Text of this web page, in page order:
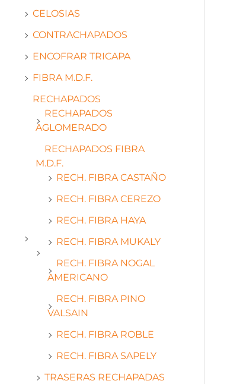
CELOSIAS
CONTRACHAPADOS
ENCOFRAR TRICAPA
FIBRA M.D.F.
RECHAPADOS
RECHAPADOS
AGLOMERADO
RECHAPADOS FIBRA
M.D.F.
RECH. FIBRA CASTAÑO
RECH. FIBRA CEREZO
RECH. FIBRA HAYA
RECH. FIBRA MUKALY
RECH. FIBRA NOGAL
AMERICANO
RECH. FIBRA PINO
VALSAIN
RECH. FIBRA ROBLE
RECH. FIBRA SAPELY
TRASERAS RECHAPADAS